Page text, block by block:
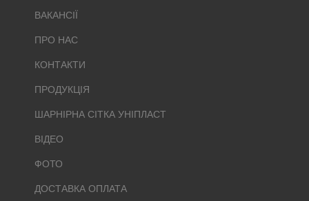
ВАКАНСІЇ
ПРО НАС
КОНТАКТИ
ПРОДУКЦІЯ
ШАРНІРНА СІТКА УНІПЛАСТ
ВІДЕО
ФОТО
ДОСТАВКА ОПЛАТА